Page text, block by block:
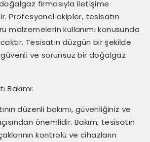
firmasıyla iletişime
Profesyonel ekipler, tesisatın
malzemelerin kullanımı konusunda
Tesisatın düzgün bir şekilde
ve sorunsuz bir doğalgaz
Bakımı:
düzenli bakımı, güvenliğiniz ve
önemlidir. Bakım, tesisatın
kontrolü ve cihazların